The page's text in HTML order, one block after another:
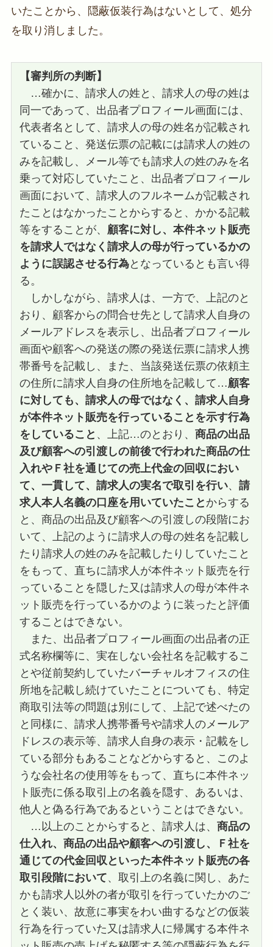
いたことから、隠蔽仮装行為はないとして、処分
を取り消しました。
【審判所の判断】
…確かに、請求人の姓と、請求人の母の姓は
同一であって、出品者プロフィール画面には、
代表者名として、請求人の母の姓名が記載され
ていること、発送伝票の記載には請求人の姓の
みを記載し、メール等でも請求人の姓のみを名
乗って対応していたこと、出品者プロフィール
画面において、請求人のフルネームが記載され
たことはなかったことからすると、かかる記載
等をすることが、 顧客に対し、本件ネット販売
を請求人ではなく請求人の母が行っているかの
ように誤認させる行為となっているとも言い得
る。
しかしながら、請求人は、一方で、上記のと
おり、顧客からの問合せ先として請求人自身の
メールアドレスを表示し、出品者プロフィール
画面や顧客への発送の際の発送伝票に請求人携
帯番号を記載し、また、当該発送伝票の依頼主
の住所に請求人自身の住所地を記載して…顧客
に対しても、請求人の母ではなく、請求人自身
が本件ネット販売を行っていることを示す行為
をしていること 、上記…のとおり、商品の出品
及び顧客への引渡しの前後で行われた商品の仕
入れやＦ社を通じての売上代金の回収におい
て、一貫して、請求人の実名で取引を行い、請
求人本人名義の口座を用いていたこと からする
と、商品の出品及び顧客への引渡しの段階にお
いて、上記のように請求人の母の姓名を記載し
たり請求人の姓のみを記載したりしていたこと
をもって、直ちに請求人が本件ネット販売を行
っていることを隠した又は請求人の母が本件ネ
ット販売を行っているかのように装ったと評価
することはできない。
また、出品者プロフィール画面の出品者の正
式名称欄等に、実在しない会社名を記載するこ
とや従前契約していたバーチャルオフィスの住
所地を記載し続けていたことについても、特定
商取引法等の問題は別にして、上記で述べたの
と同様に、請求人携帯番号や請求人のメールア
ドレスの表示等、請求人自身の表示・記載をし
ている部分もあることなどからすると、このよ
うな会社名の使用等をもって、直ちに本件ネッ
ト販売に係る取引上の名義を隠す、あるいは、
他人と偽る行為であるということはできない。
…以上のことからすると、請求人は、商品の
仕入れ、商品の出品や顧客への引渡し、Ｆ社を
通じての代金回収といった本件ネット販売の各
取引段階において、取引上の名義に関し、あた
かも請求人以外の者が取引を行っていたかのご
とく装い、故意に事実をわい曲するなどの仮装
行為を行っていた又は請求人に帰属する本件ネ